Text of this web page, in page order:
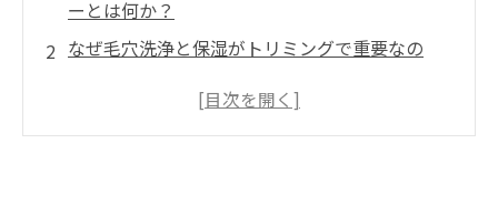
ーとは何か？
なぜ毛穴洗浄と保湿がトリミングで重要なの
マイクロバブルシャワーがもたらす驚きの効果